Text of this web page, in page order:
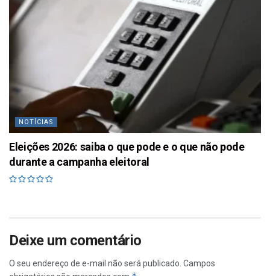
NOTÍCIAS
Eleições 2026: saiba o que pode e o que não pode
durante a campanha eleitoral
Deixe um comentário
O seu endereço de e-mail não será publicado. Campos